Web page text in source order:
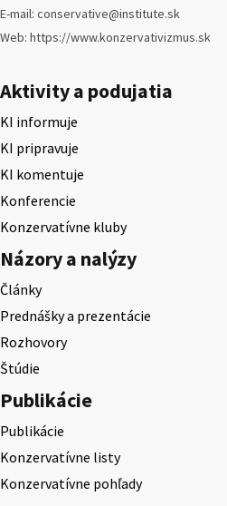
E-mail: conservative@institute.sk
Web: https://www.konzervativizmus.sk
Aktivity a podujatia
KI informuje
KI pripravuje
KI komentuje
Konferencie
Konzervatívne kluby
Názory a nalýzy
Články
Prednášky a prezentácie
Rozhovory
Štúdie
Publikácie
Publikácie
Konzervatívne listy
Konzervatívne pohľady